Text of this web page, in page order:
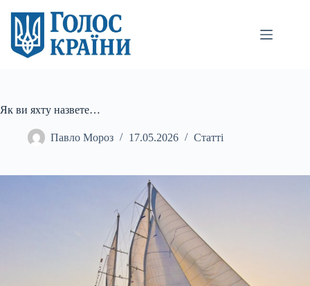
вмісту
Як ви яхту назвете…
Павло Мороз 17.05.2026 Статті